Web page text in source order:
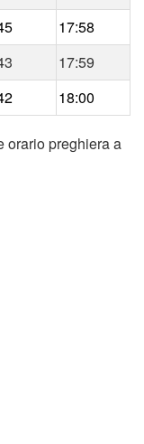
17:58
17:59
18:00
orario preghiera a